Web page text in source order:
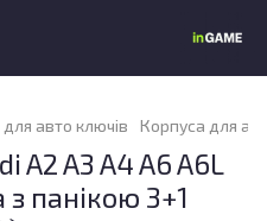
авто ключів Корпуса для
A2 A3 A4 A6 A6L
панікою 3+1